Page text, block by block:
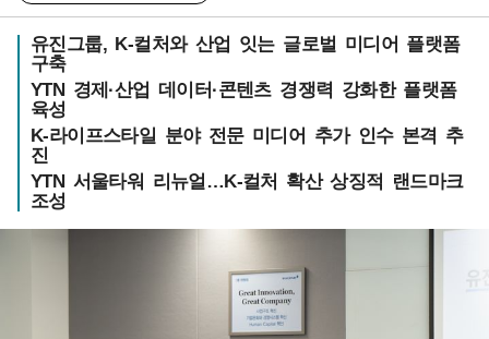
유진그룹, K-컬처와 산업 잇는 글로벌 미디어 플랫폼
구축
YTN 경제·산업 데이터·콘텐츠 경쟁력 강화한 플랫폼
육성
K-라이프스타일 분야 전문 미디어 추가 인수 본격 추
진
YTN 서울타워 리뉴얼…K-컬처 확산 상징적 랜드마크
조성